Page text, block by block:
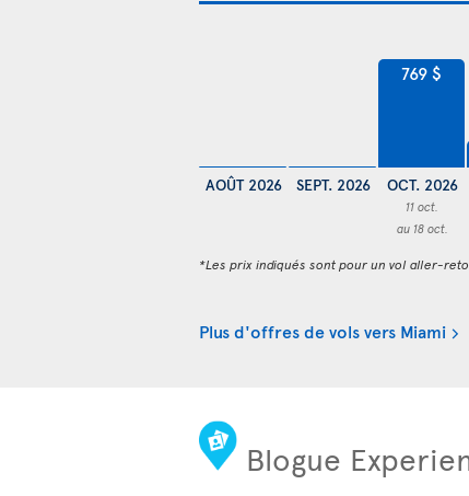
AOÛT 2026 SEPT. 2026
769 $
OCT. 2026
11 oct.
au 18 oct.
*Les prix indiqués sont pour un vol aller-
Plus d'offres de vols vers Miami
Blogue